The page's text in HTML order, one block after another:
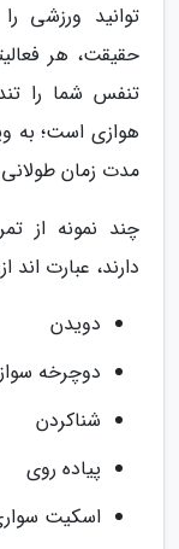
توانید ورزشی
حقیقت، هر
تنفس شما را
هوازی است؛ به
مدت زمان
چند نمونه از
دارند، عبارت اند
دویدن
دوچرخه
شناکردن
پیاده روی
اسکیت